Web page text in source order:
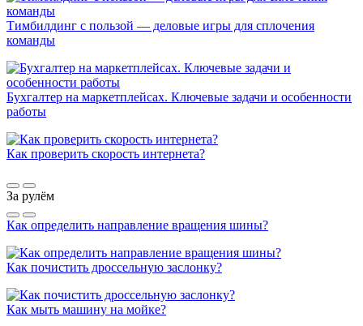
Тимбилдинг с пользой — деловые игры для сплочения
команды
Бухгалтер на маркетплейсах. Ключевые задачи и особенности
работы
Как проверить скорость интернета?
За рулём
Как определить направление вращения шины?
Как почистить дроссельную заслонку?
Как мыть машину на мойке?